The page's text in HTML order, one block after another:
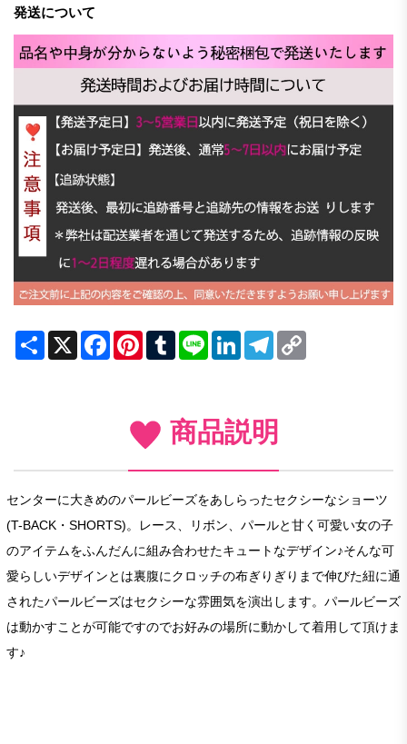
発送について
Share X FacebookPinterestTumblrLine LinkedInTelegram
商品説明
センターに大きめのパールビーズをあしらったセクシーなショーツ
(T-BACK・SHORTS)。レース、リボン、パールと甘く可愛い女の子
のアイテムをふんだんに組み合わせたキュートなデザイン♪そんな可
愛らしいデザインとは裏腹にクロッチの布ぎりぎりまで伸びた紐に通
されたパールビーズはセクシーな雰囲気を演出します。パールビーズ
は動かすことが可能ですのでお好みの場所に動かして着用して頂けま
す♪